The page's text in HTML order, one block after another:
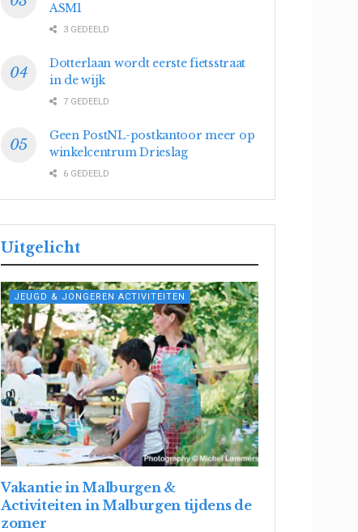
ASM1
3 GEDEELD
Dotterlaan wordt eerste fietsstraat
in de wijk
7 GEDEELD
Geen PostNL-postkantoor meer op
winkelcentrum Drieslag
6 GEDEELD
Uitgelicht
JEUGD & JONGEREN ACTIVITEITEN
Vakantie in Malburgen &
Activiteiten in Malburgen tijdens de
zomer